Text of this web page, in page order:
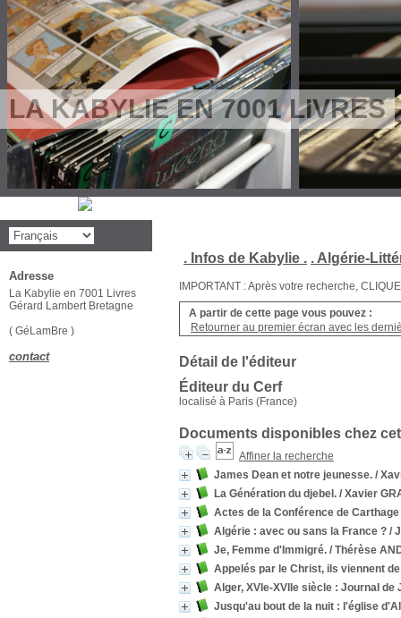
LA KABYLIE EN 7001 LIVRES
. Infos de Kabylie . . Algérie-
IMPORTANT : Après votre recherche,
A partir de cette page vous pouvez :
Retourner au premier écran avec les
Détail de l'éditeur
Éditeur du Cerf
localisé à Paris (France)
Documents disponibles chez
Affiner la recherche
James Dean et notre jeunesse. /
La Génération du djebel. / Xavier
Actes de la Conférence de Carthage
Algérie : avec ou sans la France ? /
Je, Femme d'Immigré. / Thérèse
Appelés par le Christ, ils viennent
Alger, XVIe-XVIIe siècle : Journal
Jusqu'au bout de la nuit : l'église
Adresse
La Kabylie en 7001 Livres
Gérard Lambert Bretagne
( GéLamBre )
contact